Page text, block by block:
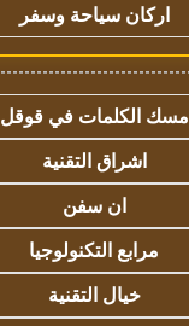
اركان سياحة وسفر
مسك الكلمات في قوقل
اشراق التقنية
ان سفن
مرابع التكنولوجيا
خيال التقنية